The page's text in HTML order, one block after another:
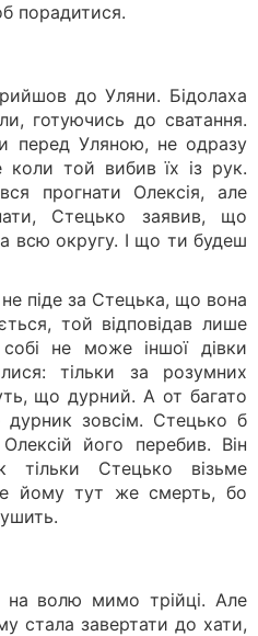
порадитися.
до Уляни. Бідолаха
готуючись до сватання.
перед Уляною, не одразу
коли той вибив їх із рук.
прогнати Олексія, але
Стецько заявив, що
всю округу. І що ти будеш
піде за Стецька, що вона
той відповідав лише
не може іншої дівки
тільки за розумних
що дурний. А от багато
зовсім. Стецько б
його перебив. Він
Стецько візьме
йому тут же смерть, бо
на волю мимо трійці. Але
стала завертати до хати,